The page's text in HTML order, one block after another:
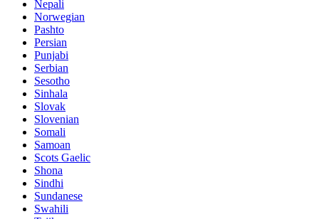
Nepali
Norwegian
Pashto
Persian
Punjabi
Serbian
Sesotho
Sinhala
Slovak
Slovenian
Somali
Samoan
Scots Gaelic
Shona
Sindhi
Sundanese
Swahili